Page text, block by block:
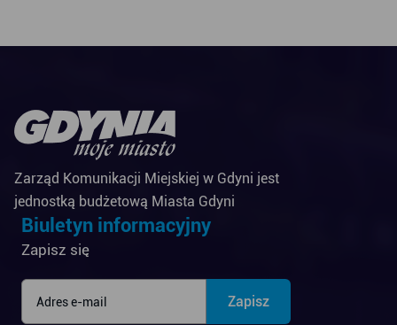
Zarząd Komunikacji Miejskiej w Gdyni jest
jednostką budżetową Miasta Gdyni
Biuletyn informacyjny
Zapisz się